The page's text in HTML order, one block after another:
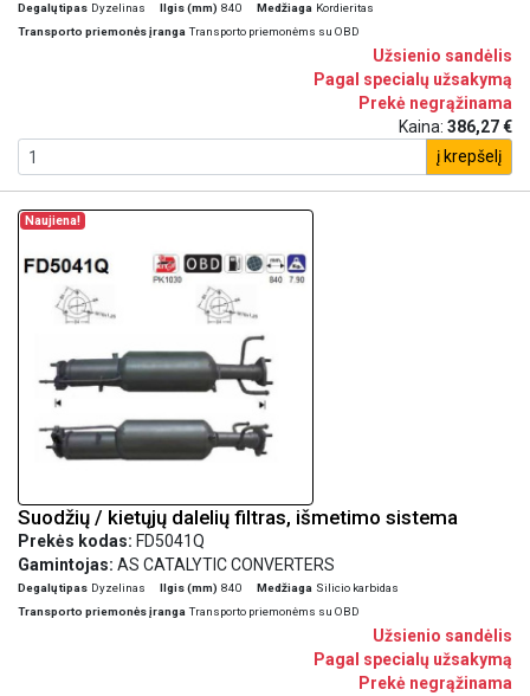
Degalų tipas Dyzelinas Ilgis (mm) 840 Medžiaga Kordieritas
Transporto priemonės įranga Transporto priemonėms su OBD
Užsienio sandėlis
Pagal specialų užsakymą
Prekė negrąžinama
Kaina: 386,27 €
į krepšelį
Naujiena!
Suodžių / kietųjų dalelių filtras, išmetimo sistema
Prekės kodas: FD5041Q
Gamintojas: AS CATALYTIC CONVERTERS
Degalų tipas Dyzelinas Ilgis (mm) 840 Medžiaga Silicio karbidas
Transporto priemonės įranga Transporto priemonėms su OBD
Užsienio sandėlis
Pagal specialų užsakymą
Prekė negrąžinama